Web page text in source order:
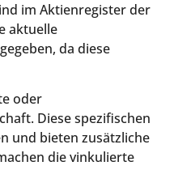
im Aktienregister der
aktuelle
da diese
oder
Diese spezifischen
und bieten zusätzliche
die vinkulierte